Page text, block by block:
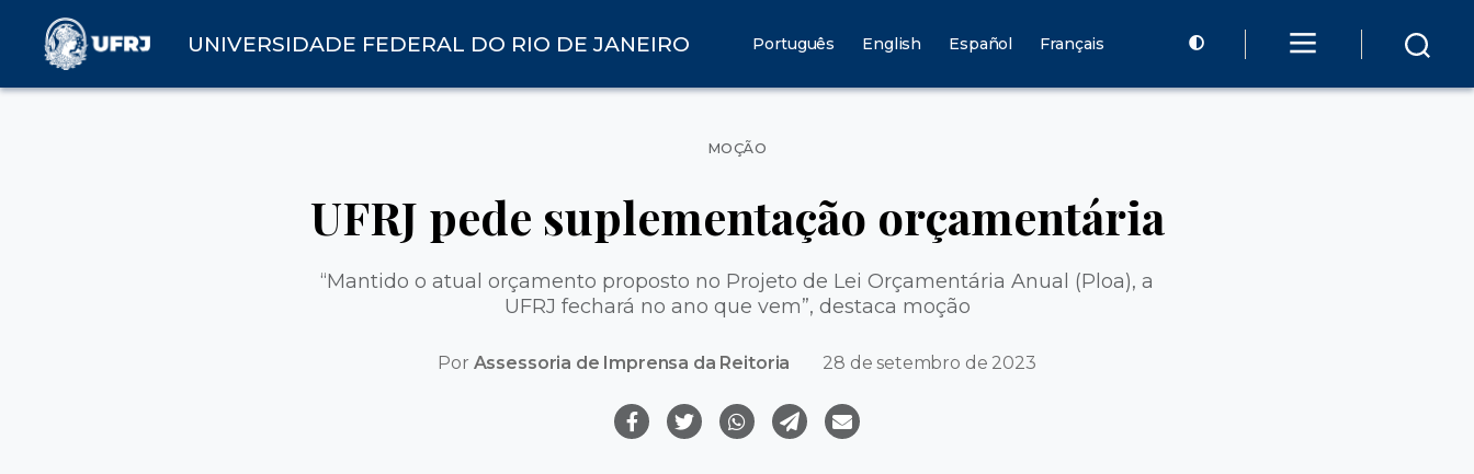
UNIVERSIDADE FEDERAL DO RIO DE JANEIRO Português English Español Français
Categorias
MOÇÃO
UFRJ pede suplementação orçamentária
“Mantido o atual orçamento proposto no Projeto de Lei Orçamentária Anual (Ploa), a
UFRJ fechará no ano que vem”, destaca moção
Por Assessoria de Imprensa da Reitoria 28 de setembro de 2023